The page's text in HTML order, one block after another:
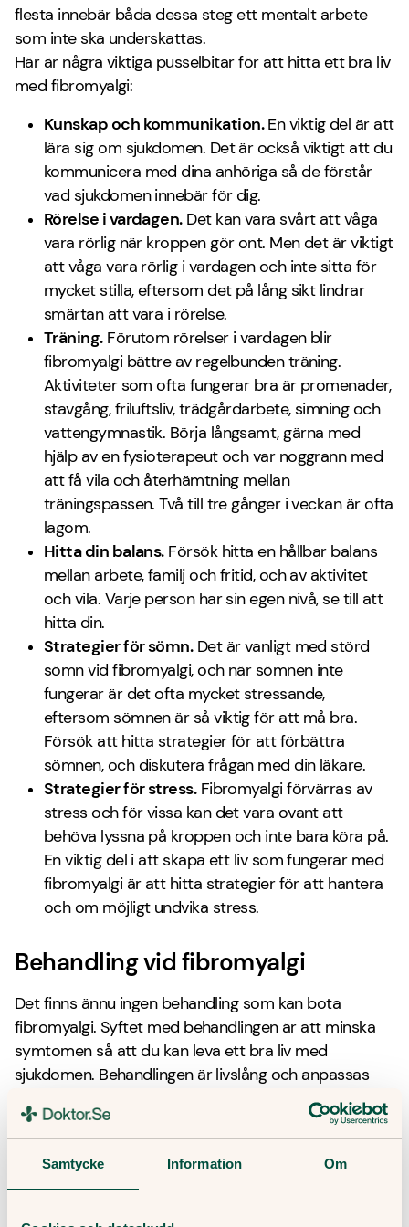
Samtycke Information Om
flesta innebär båda dessa steg ett mentalt arbete
som inte ska underskattas.
Här är några viktiga pusselbitar för att hitta ett bra liv
med fibromyalgi:
Kunskap och kommunikation.En viktig del är att
lära sig om sjukdomen. Det är också viktigt att du
kommunicera med dina anhöriga så de förstår
vad sjukdomen innebär för dig.
Rörelse i vardagen.Det kan vara svårt att våga
vara rörlig när kroppen gör ont. Men det är viktigt
att våga vara rörlig i vardagen och inte sitta för
mycket stilla, eftersom det på lång sikt lindrar
smärtan att vara i rörelse.
Träning.Förutom rörelser i vardagen blir
fibromyalgi bättre av regelbunden träning.
Aktiviteter som ofta fungerar bra är promenader,
stavgång, friluftsliv, trädgårdarbete, simning och
vattengymnastik. Börja långsamt, gärna med
hjälp av en fysioterapeut och var noggrann med
att få vila och återhämtning mellan
träningspassen. Två till tre gånger i veckan är ofta
lagom.
Hitta din balans.Försök hitta en hållbar balans
mellan arbete, familj och fritid, och av aktivitet
och vila. Varje person har sin egen nivå, se till att
hitta din.
Strategier för sömn.Det är vanligt med störd
sömn vid fibromyalgi, och när sömnen inte
fungerar är det ofta mycket stressande,
eftersom sömnen är så viktig för att må bra.
Försök att hitta strategier för att förbättra
sömnen, och diskutera frågan med din läkare.
Strategier för stress.Fibromyalgi förvärras av
stress och för vissa kan det vara ovant att
behöva lyssna på kroppen och inte bara köra på.
En viktig del i att skapa ett liv som fungerar med
fibromyalgi är att hitta strategier för att hantera
och om möjligt undvika stress.
Behandling vid fibromyalgi
Det finns ännu ingen behandling som kan bota
fibromyalgi. Syftet med behandlingen är att minska
symtomen så att du kan leva ett bra liv med
sjukdomen. Behandlingen är livslång och anpassas
individuellt och omfattar både de åtgärder du gör
själv och annan behandling.
Det finns flera behandlingsformer som handlar om
att försöka påverka smärtregleringen i positiv riktning
och få kroppen att uppfatta smärtsignaler på en